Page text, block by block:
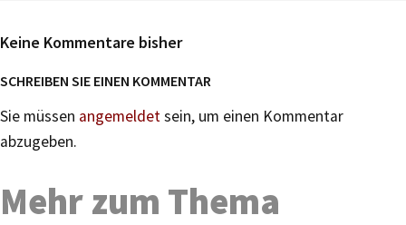
Keine Kommentare bisher
SCHREIBEN SIE EINEN KOMMENTAR
Sie müssen angemeldetsein, um einen Kommentar
abzugeben.
Mehr zum Thema